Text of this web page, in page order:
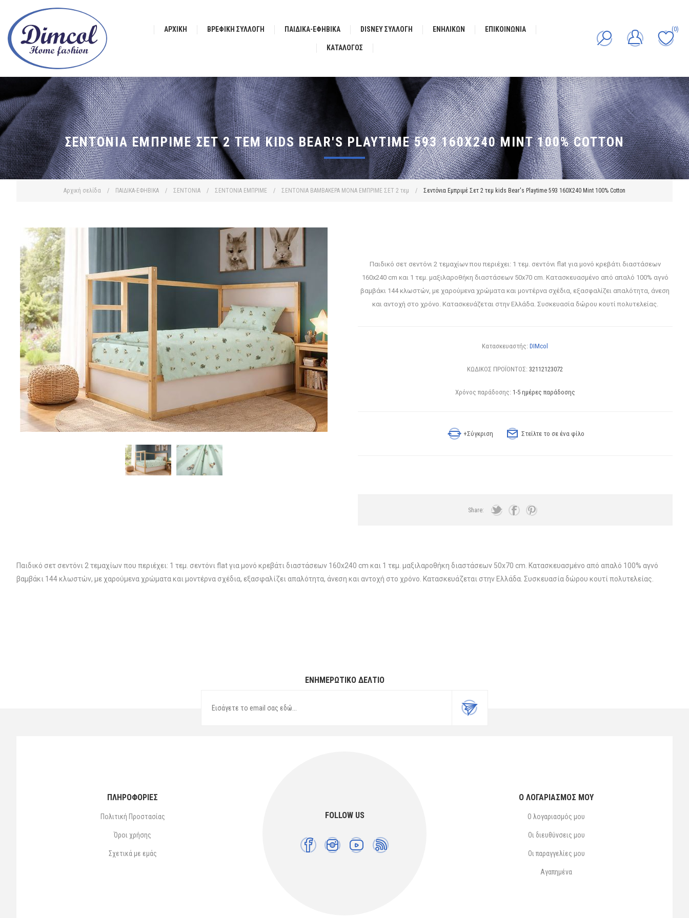
ΑΡΧΙΚΉ ΒΡΕΦΙΚΗ ΣΥΛΛΟΓΗ ΠΑΙΔΙΚΑ-ΕΦΗΒΙΚΑ DISNEY ΣΥΛΛΟΓΗ ΕΝΗΛΙΚΩΝ ΕΠΙΚΟΙΝΩΝΊΑ
ΚΑΤΆΛΟΓΟΣ
(0)
Αρχική σελίδα / ΠΑΙΔΙΚΑ-ΕΦΗΒΙΚΑ / ΣΕΝΤΟΝΙΑ / ΣΕΝΤΟΝΙΑ ΕΜΠΡΙΜΕ / ΣΕΝΤΟΝΙΑ ΒΑΜΒΑΚΕΡΑ ΜΟΝΑ ΕΜΠΡΙΜΕ ΣΕΤ 2 τεμ / Σεντόνια Εμπριμέ Σετ 2 τεμ kids Bear's Playtime 593 160X240 Mint 100% Cotton
ΣΕΝΤΌΝΙΑ ΕΜΠΡΙΜΈ ΣΕΤ 2 ΤΕΜ KIDS BEAR'S PLAYTIME 593 160X240 MINT 100% COTTON
Παιδικό σετ σεντόνι 2 τεμαχίων που περιέχει: 1 τεμ. σεντόνι flat για μονό κρεβάτι διαστάσεων
160x240 cm και 1 τεμ. μαξιλαροθήκη διαστάσεων 50x70 cm. Κατασκευασμένο από απαλό 100% αγνό
βαμβάκι 144 κλωστών, με χαρούμενα χρώματα και μοντέρνα σχέδια, εξασφαλίζει απαλότητα, άνεση
και αντοχή στο χρόνο. Κατασκευάζεται στην Ελλάδα. Συσκευασία δώρου κουτί πολυτελείας.
Κατασκευαστής: DIMcol
ΚΩΔΙΚΟΣ ΠΡΟΪΟΝΤΟΣ: 32112123072
Χρόνος παράδοσης: 1-5 ημέρες παράδοσης
+Σύγκριση Στείλτε το σε ένα φίλο
Share:
Παιδικό σετ σεντόνι 2 τεμαχίων που περιέχει: 1 τεμ. σεντόνι flat για μονό κρεβάτι διαστάσεων 160x240 cm και 1 τεμ. μαξιλαροθήκη διαστάσεων 50x70 cm. Κατασκευασμένο από απαλό 100% αγνό
βαμβάκι 144 κλωστών, με χαρούμενα χρώματα και μοντέρνα σχέδια, εξασφαλίζει απαλότητα, άνεση και αντοχή στο χρόνο. Κατασκευάζεται στην Ελλάδα. Συσκευασία δώρου κουτί πολυτελείας.
ΕΝΗΜΕΡΩΤΙΚΌ ΔΕΛΤΊΟ
FOLLOW US
ΠΛΗΡΟΦΟΡΙΕΣ
Πολιτική Προστασίας
Όροι χρήσης
Σχετικά με εμάς
Ο ΛΟΓΑΡΙΑΣΜΌΣ ΜΟΥ
Ο λογαριασμός μου
Οι διευθύνσεις μου
Οι παραγγελίες μου
Αγαπημένα